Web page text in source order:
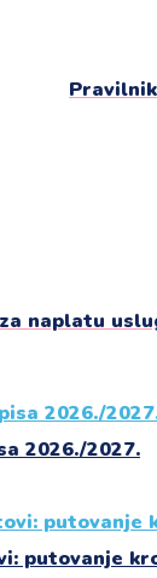
naplatu
2026./2027.
putovanje